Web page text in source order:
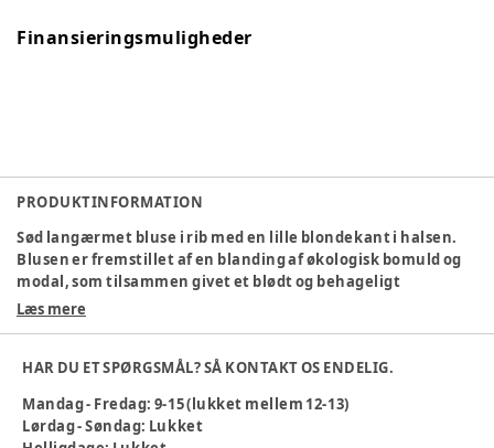
Finansieringsmuligheder
PRODUKTINFORMATION
Sød langærmet bluse i rib med en lille blondekant i halsen.
Blusen er fremstillet af en blanding af økologisk bomuld og
modal, som tilsammen givet et blødt og behageligt
materiale samtidig med en fantastisk pasform.
Farve:Beige
Køn: Pige
Materialesammensætning:57% Øko Bomuld 38% Modal
5%ELA
Læs mere
HAR DU ET SPØRGSMÅL? SÅ KONTAKT OS ENDELIG.
Mandag - Fredag: 9-15 (lukket mellem 12-13)
Lørdag - Søndag: Lukket